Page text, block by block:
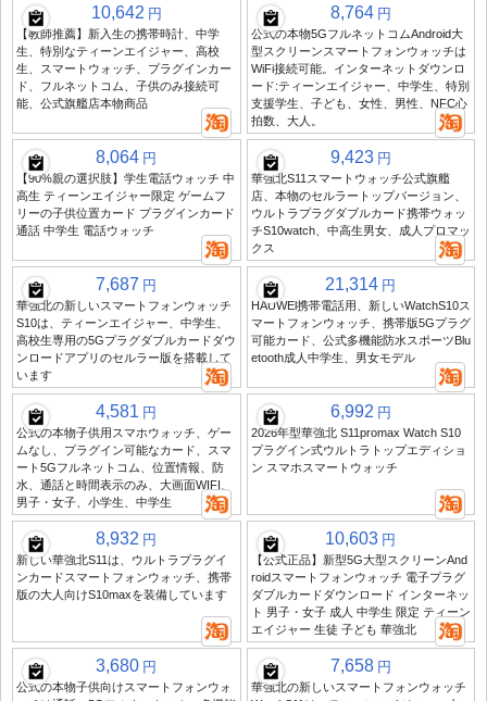
10,642 円
【教師推薦】新入生の携帯時計、中学
生、特別なティーンエイジャー、高校
生、スマートウォッチ、プラグインカー
ド、フルネットコム、子供のみ接続可
能、公式旗艦店本物商品
8,764 円
公式の本物5GフルネットコムAndroid大
型スクリーンスマートフォンウォッチは
WiFi接続可能。インターネットダウンロ
ード:ティーンエイジャー、中学生、特別
支援学生、子ども、女性、男性、NFC心
拍数、大人。
8,064 円
【90%親の選択肢】学生電話ウォッチ 中
高生 ティーンエイジャー限定 ゲームフ
リーの子供位置カード プラグインカード
通話 中学生 電話ウォッチ
9,423 円
華強北S11スマートウォッチ公式旗艦
店、本物のセルラートップバージョン、
ウルトラプラグダブルカード携帯ウォッ
チS10watch、中高生男女、成人プロマッ
クス
7,687 円
華強北の新しいスマートフォンウォッチ
S10は、ティーンエイジャー、中学生、
高校生専用の5Gプラグダブルカードダウ
ンロードアプリのセルラー版を搭載して
います
21,314 円
HAUWEl携帯電話用、新しいWatchS10ス
マートフォンウォッチ、携帯版5Gプラグ
可能カード、公式多機能防水スポーツBlu
etooth成人中学生、男女モデル
4,581 円
公式の本物子供用スマホウォッチ、ゲー
ムなし、プラグイン可能なカード、スマ
ート5Gフルネットコム、位置情報、防
水、通話と時間表示のみ、大画面WIFI、
男子・女子、小学生、中学生
6,992 円
2026年型華強北 S11promax Watch S10
プラグイン式ウルトラトップエディショ
ン スマホスマートウォッチ
8,932 円
新しい華強北S11は、ウルトラプラグイ
ンカードスマートフォンウォッチ、携帯
版の大人向けS10maxを装備しています
10,603 円
【公式正品】新型5G大型スクリーンAnd
roidスマートフォンウォッチ 電子プラグ
ダブルカードダウンロード インターネッ
ト 男子・女子 成人 中学生 限定 ティーン
エイジャー 生徒 子ども 華強北
3,680 円
公式の本物子供向けスマートフォンウォ
7,658 円
華強北の新しいスマートフォンウォッチ